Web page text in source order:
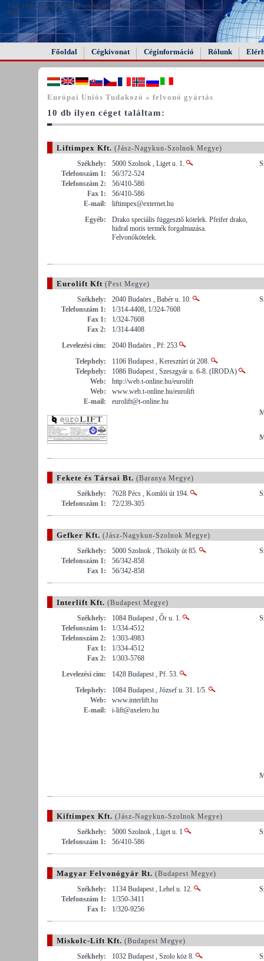
FAIL (the browser should render some flash content, not
this).
Főoldal Cégkivonat Céginformáció Rólunk
Európai Uniós Tudakozó « felvonó gyártás
10 db ilyen céget találtam:
Liftimpex Kft. (Jász-Nagykun-Szolnok Megye)
Székhely:
5000 Szolnok , Liget u. 1.
Telefonszám 1:
56/372-524
Telefonszám 2:
56/410-586
Fax 1:
56/410-586
E-mail:
liftimpex@externet.hu
Egyéb:
Drako speciális függesztő kötelek. Pfeifer drako,
hidral moris termék forgalmazása.
Felvonókötelek.
Eurolift Kft (Pest Megye)
Székhely:
2040 Budaörs , Babér u. 10.
Telefonszám 1:
1/314-4408, 1/324-7608
Fax 1:
1/324-7608
Fax 2:
1/314-4408
Levelezési cím:
2040 Budaörs , Pf: 253
Telephely:
1106 Budapest , Keresztúri út 208.
Telephely:
1086 Budapest , Szeszgyár u. 6-8. (IRODA)
Web:
http://web.t-online.hu/eurolift
Web:
www.web.t-online.hu/eurolift
E-mail:
eurolift@t-online.hu
Fekete és Társai Bt. (Baranya Megye)
Székhely:
7628 Pécs , Komlói út 194.
Telefonszám 1:
72/239-305
Gefker Kft. (Jász-Nagykun-Szolnok Megye)
Székhely:
5000 Szolnok , Thököly út 85.
Telefonszám 1:
56/342-858
Fax 1:
56/342-858
Interlift Kft. (Budapest Megye)
Székhely:
1084 Budapest , Őr u. 1.
Telefonszám 1:
1/334-4512
Telefonszám 2:
1/303-4983
Fax 1:
1/334-4512
Fax 2:
1/303-5768
Levelezési cím:
1428 Budapest , Pf. 53.
Telephely:
1084 Budapest , József u. 31. 1/5.
Web:
www.interlift.hu
E-mail:
i-lift@axelero.hu
Kiftimpex Kft. (Jász-Nagykun-Szolnok Megye)
Székhely:
5000 Szolnok , Liget u. 1
Telefonszám 1:
56/410-586
Magyar Felvonógyár Rt. (Budapest Megye)
Székhely:
1134 Budapest , Lehel u. 12.
Telefonszám 1:
1/350-3411
Fax 1:
1/320-9256
Miskolc-Lift Kft. (Budapest Megye)
Székhely:
1032 Budapest , Szolo köz 8.